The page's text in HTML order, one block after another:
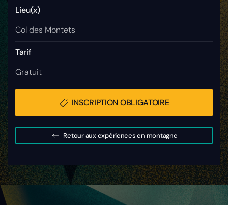
Lieu(x)
Col des Montets
Tarif
Gratuit
INSCRIPTION OBLIGATOIRE
Retour aux expériences en montagne